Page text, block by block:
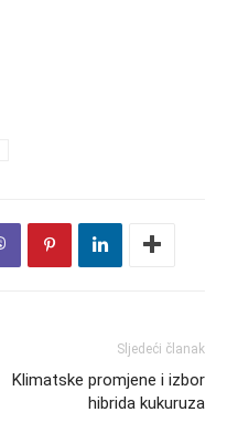
Sljedeći članak
Klimatske promjene i izbor
hibrida kukuruza